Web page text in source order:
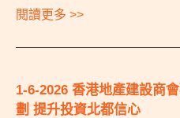
閱讀更多 >>
1-6-2026 香港地產建設商
劃 提升投資北都信心